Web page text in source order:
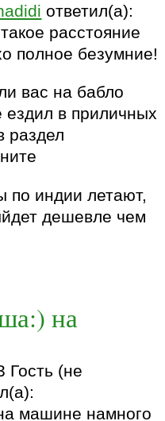
ответил(а):
расстояние
полное безумние!
вас на бабло
ездил в приличных
раздел
индии летают,
дешевле чем
на
Гость (не
машине намного